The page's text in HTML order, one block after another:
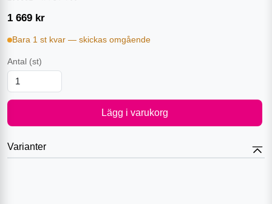
1 669 kr
Bara 1 st kvar — skickas omgående
Antal (st)
Lägg i varukorg
Varianter